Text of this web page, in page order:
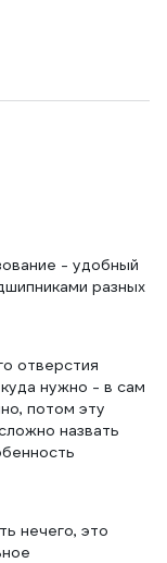
- удобный
разных
отверстия
нужно - в сам
потом эту
назвать
нечего, это